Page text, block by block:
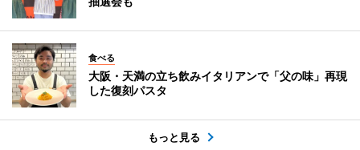
食べる
大阪・天満の立ち飲みイタリアンで「父の味」再現
した復刻パスタ
もっと見る